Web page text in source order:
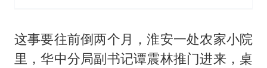
这事要往前倒两个月，淮安一处农家小院
里，华中分局副书记谭震林推门进来，桌